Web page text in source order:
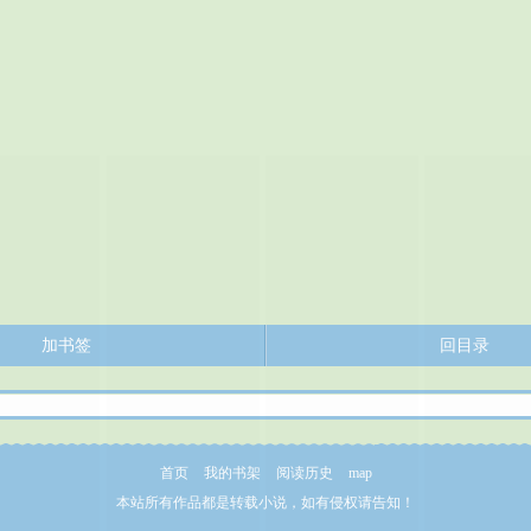
加书签 回目录
首页 我的书架 阅读历史
map
本站所有作品都是转载小说，如有侵权请告知！